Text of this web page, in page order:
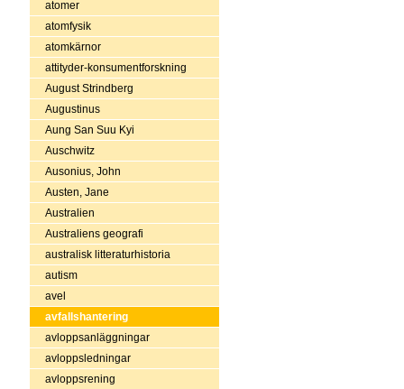
atomer
atomfysik
atomkärnor
attityder-konsumentforskning
August Strindberg
Augustinus
Aung San Suu Kyi
Auschwitz
Ausonius, John
Austen, Jane
Australien
Australiens geografi
australisk litteraturhistoria
autism
avel
avfallshantering
avloppsanläggningar
avloppsledningar
avloppsrening